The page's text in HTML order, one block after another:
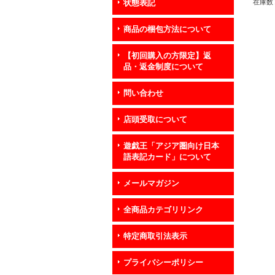
状態表記
商品の梱包方法について
【初回購入の方限定】返
品・返金制度について
問い合わせ
店頭受取について
遊戯王「アジア圏向け日本
語表記カード」について
メールマガジン
全商品カテゴリリンク
特定商取引法表示
プライバシーポリシー
在庫数